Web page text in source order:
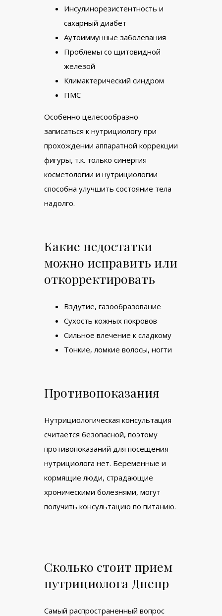
Инсулинорезистентность и
сахарный диабет
Аутоиммунные заболевания
Проблемы со щитовидной
железой
Климактерический синдром
ПМС
Особенно целесообразно
записаться к нутрициологу при
прохождении аппаратной коррекции
фигуры, т.к. только синергия
косметологии и нутрициологии
способна улучшить состояние тела
надолго.
Какие недостатки
можно исправить или
откорректировать
Вздутие, газообразование
Сухость кожных покровов
Сильное влечение к сладкому
Тонкие, ломкие волосы, ногти
Противопоказания
Нутрициологическая консультация
считается безопасной, поэтому
противопоказаний для посещения
нутрициолога нет. Беременные и
кормящие люди, страдающие
хроническими болезнями, могут
получить консультацию по питанию.
Сколько стоит прием
нутрициолога Днепр
Самый распространенный вопрос